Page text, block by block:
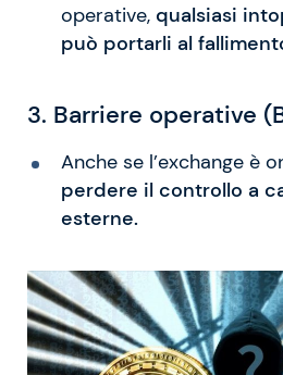
operative, qualsiasi
può portarli al
3. Barriere operative
Anche se l’exchange è
perdere il controllo a
esterne.